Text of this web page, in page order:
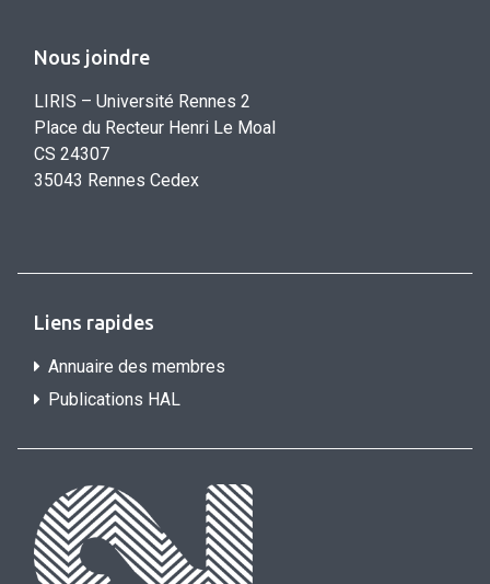
Nous joindre
LIRIS – Université Rennes 2
Place du Recteur Henri Le Moal
CS 24307
35043 Rennes Cedex
Liens rapides
Annuaire des membres
Publications HAL